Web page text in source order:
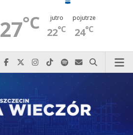
27°C jutro
22°C
pojutrze
24°C
Najlepiej po prostu do nas zadzwoń
Odwiedź nas na Facebook-u
Odwiedź nas na X
Odwiedź nas na Instagram-ie
Odwiedź nas na TikTok-u
Szukaj nas na Spotify
Wyślij do nas
Szukaj